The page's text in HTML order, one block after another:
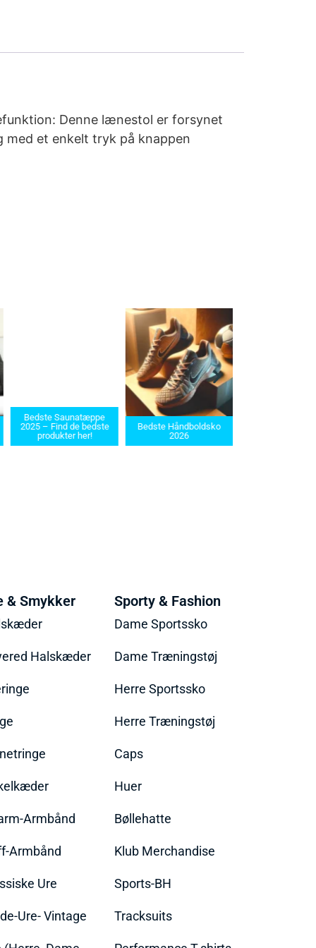
Denne lænestol er forsynet
et enkelt tryk på knappen
Bedste Saunatæppe
2025 – Find de bedste
produkter her!
Bedste Håndboldsko
2026
& Smykker
Halskæder
Armbånd
Armbånd
Ure
Ure- Vintage
Sporty & Fashion
Dame Sportssko
Dame Træningstøj
Herre Sportssko
Herre Træningstøj
Caps
Huer
Bøllehatte
Klub Merchandise
Sports-BH
Tracksuits